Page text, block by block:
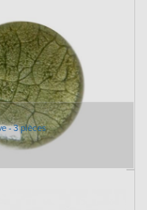
- 3 pièces